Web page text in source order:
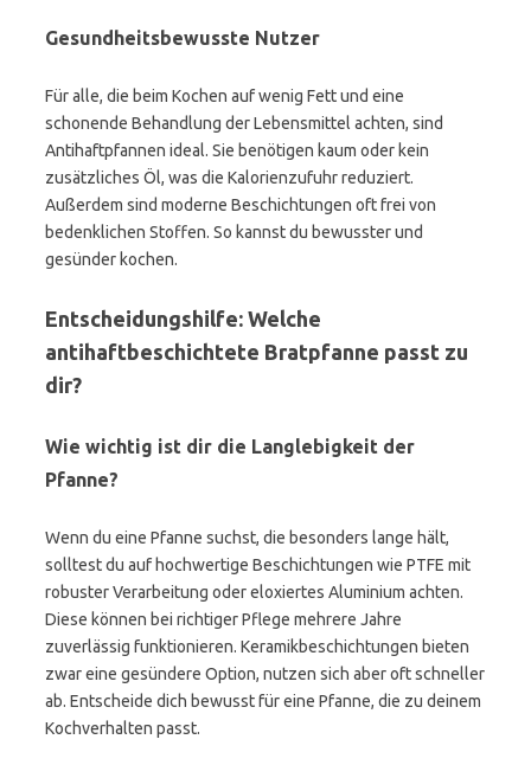
Gesundheitsbewusste Nutzer
Für alle, die beim Kochen auf wenig Fett und eine
schonende Behandlung der Lebensmittel achten, sind
Antihaftpfannen ideal. Sie benötigen kaum oder kein
zusätzliches Öl, was die Kalorienzufuhr reduziert.
Außerdem sind moderne Beschichtungen oft frei von
bedenklichen Stoffen. So kannst du bewusster und
gesünder kochen.
Entscheidungshilfe: Welche
antihaftbeschichtete Bratpfanne passt zu
dir?
Wie wichtig ist dir die Langlebigkeit der
Pfanne?
Wenn du eine Pfanne suchst, die besonders lange hält,
solltest du auf hochwertige Beschichtungen wie PTFE mit
robuster Verarbeitung oder eloxiertes Aluminium achten.
Diese können bei richtiger Pflege mehrere Jahre
zuverlässig funktionieren. Keramikbeschichtungen bieten
zwar eine gesündere Option, nutzen sich aber oft schneller
ab. Entscheide dich bewusst für eine Pfanne, die zu deinem
Kochverhalten passt.